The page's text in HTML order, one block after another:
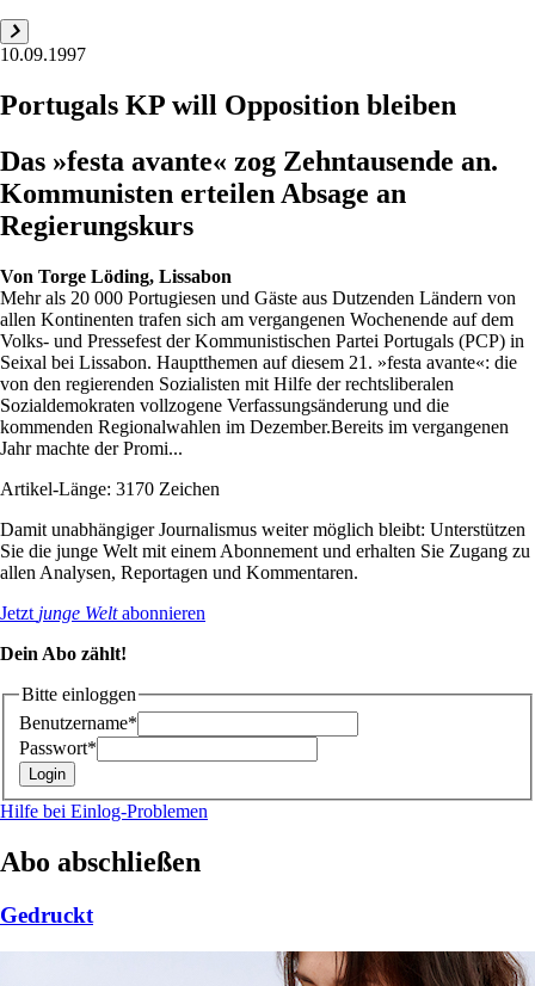
10.09.1997
Portugals KP will Opposition bleiben
Das »festa avante« zog Zehntausende an.
Kommunisten erteilen Absage an
Regierungskurs
Von Torge Löding, Lissabon
Mehr als 20 000 Portugiesen und Gäste aus Dutzenden Ländern von
allen Kontinenten trafen sich am vergangenen Wochenende auf dem
Volks- und Pressefest der Kommunistischen Partei Portugals (PCP) in
Seixal bei Lissabon. Hauptthemen auf diesem 21. »festa avante«: die
von den regierenden Sozialisten mit Hilfe der rechtsliberalen
Sozialdemokraten vollzogene Verfassungsänderung und die
kommenden Regionalwahlen im Dezember.Bereits im vergangenen
Jahr machte der Promi...
Artikel-Länge: 3170 Zeichen
Damit unabhängiger Journalismus weiter möglich bleibt: Unterstützen
Sie die junge Welt mit einem Abonnement und erhalten Sie Zugang zu
allen Analysen, Reportagen und Kommentaren.
Jetzt junge Weltabonnieren
Dein Abo zählt!
Bitte einloggen
Benutzername*
Passwort*
Hilfe bei Einlog-Problemen
Abo abschließen
Gedruckt